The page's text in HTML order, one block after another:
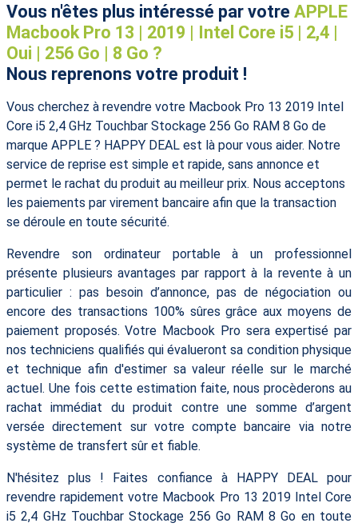
Vous n'êtes plus intéressé par votre APPLE
Macbook Pro 13 | 2019 | Intel Core i5 | 2,4 |
Oui | 256 Go | 8 Go ?
Nous reprenons votre produit !
Vous cherchez à revendre votre Macbook Pro 13 2019 Intel
Core i5 2,4 GHz Touchbar Stockage 256 Go RAM 8 Go de
marque APPLE ? HAPPY DEAL est là pour vous aider. Notre
service de reprise est simple et rapide, sans annonce et
permet le rachat du produit au meilleur prix. Nous acceptons
les paiements par virement bancaire afin que la transaction
se déroule en toute sécurité.
Revendre son ordinateur portable à un professionnel
présente plusieurs avantages par rapport à la revente à un
particulier : pas besoin d’annonce, pas de négociation ou
encore des transactions 100% sûres grâce aux moyens de
paiement proposés. Votre Macbook Pro sera expertisé par
nos techniciens qualifiés qui évalueront sa condition physique
et technique afin d'estimer sa valeur réelle sur le marché
actuel. Une fois cette estimation faite, nous procèderons au
rachat immédiat du produit contre une somme d’argent
versée directement sur votre compte bancaire via notre
système de transfert sûr et fiable.
N'hésitez plus ! Faites confiance à HAPPY DEAL pour
revendre rapidement votre Macbook Pro 13 2019 Intel Core
i5 2,4 GHz Touchbar Stockage 256 Go RAM 8 Go en toute